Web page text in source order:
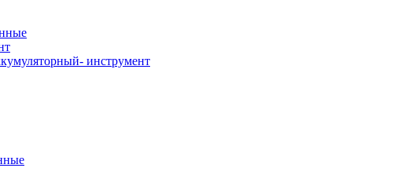
инструмент